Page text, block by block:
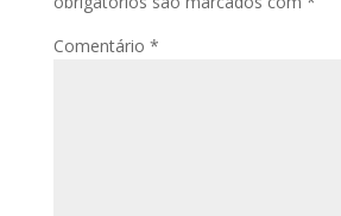
Comentário *